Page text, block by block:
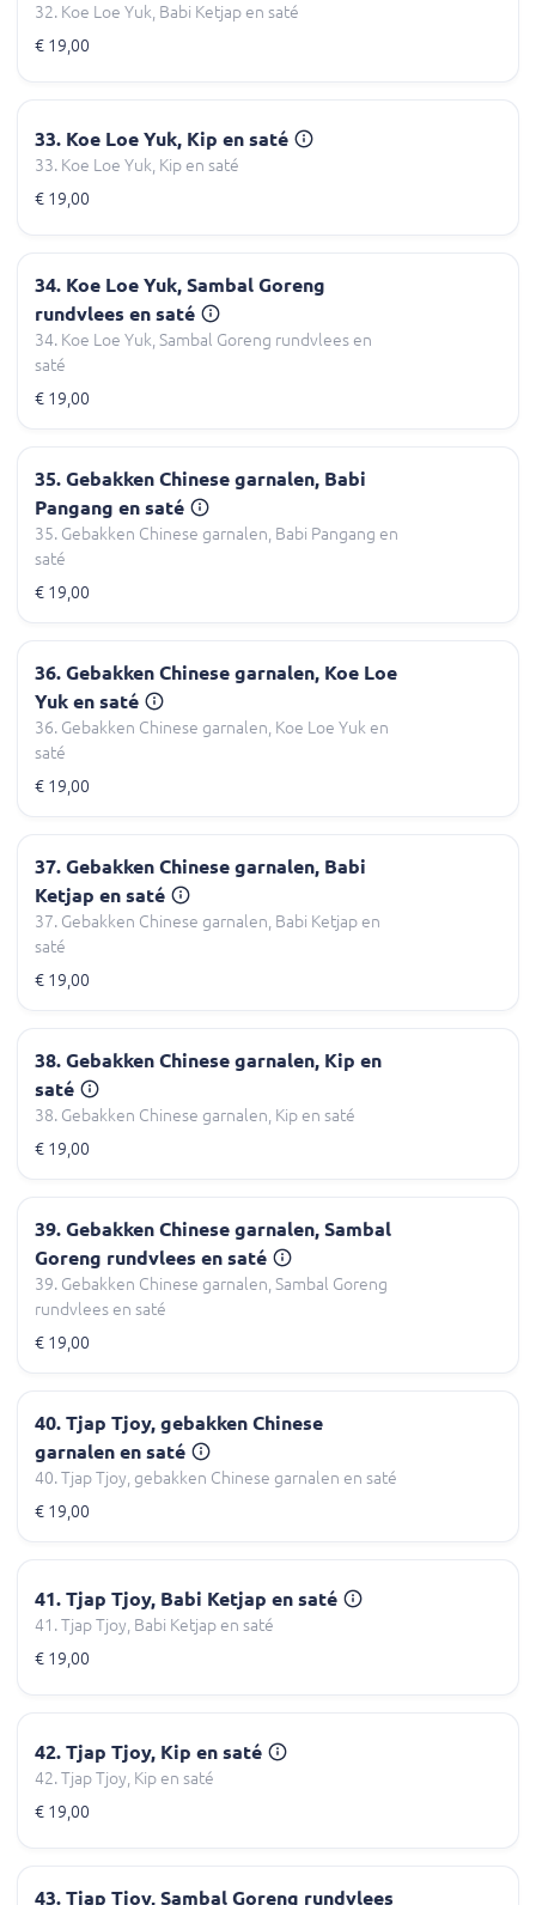
32. Koe Loe Yuk, Babi Ketjap en saté
€ 19,00
33. Koe Loe Yuk, Kip en saté
33. Koe Loe Yuk, Kip en saté
€ 19,00
34. Koe Loe Yuk, Sambal Goreng
rundvlees en saté
34. Koe Loe Yuk, Sambal Goreng rundvlees en
saté
€ 19,00
35. Gebakken Chinese garnalen, Babi
Pangang en saté
35. Gebakken Chinese garnalen, Babi Pangang en
saté
€ 19,00
36. Gebakken Chinese garnalen, Koe Loe
Yuk en saté
36. Gebakken Chinese garnalen, Koe Loe Yuk en
saté
€ 19,00
37. Gebakken Chinese garnalen, Babi
Ketjap en saté
37. Gebakken Chinese garnalen, Babi Ketjap en
saté
€ 19,00
38. Gebakken Chinese garnalen, Kip en
saté
38. Gebakken Chinese garnalen, Kip en saté
€ 19,00
39. Gebakken Chinese garnalen, Sambal
Goreng rundvlees en saté
39. Gebakken Chinese garnalen, Sambal Goreng
rundvlees en saté
€ 19,00
40. Tjap Tjoy, gebakken Chinese
garnalen en saté
40. Tjap Tjoy, gebakken Chinese garnalen en saté
€ 19,00
41. Tjap Tjoy, Babi Ketjap en saté
41. Tjap Tjoy, Babi Ketjap en saté
€ 19,00
42. Tjap Tjoy, Kip en saté
42. Tjap Tjoy, Kip en saté
€ 19,00
43. Tjap Tjoy, Sambal Goreng rundvlees